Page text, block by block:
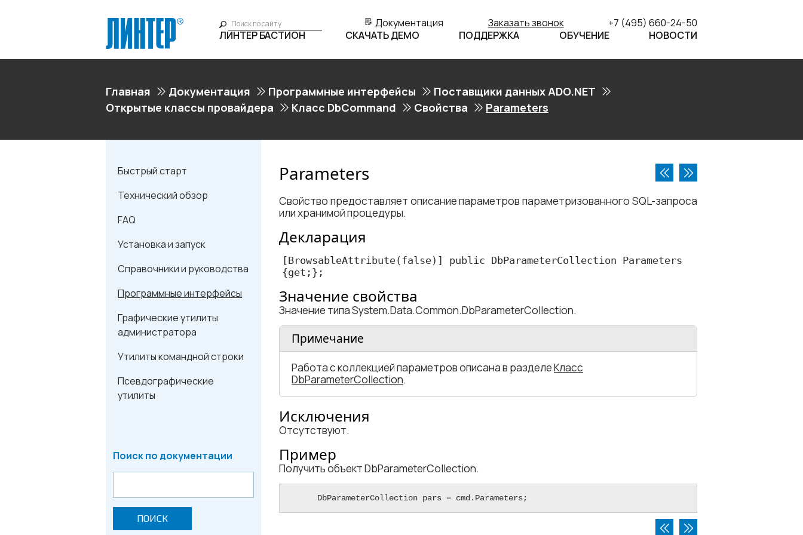
Документация Заказать звонок
+7 (495) 660-24-50
ЛИНТЕР БАСТИОН
СКАЧАТЬ ДЕМО ПОДДЕРЖКА ОБУЧЕНИЕ НОВОСТИ
Главная Документация Программные интерфейсы
Поставщики данных ADO.NET
Открытые классы провайдера
Класс DbCommand Свойства Parameters
Быстрый старт
Технический обзор
FAQ
Установка и запуск
Справочники и руководства
Программные интерфейсы
Графические утилиты
администратора
Утилиты командной строки
Псевдографические
утилиты
Поиск по документации
ПОИСК
Parameters
Свойство предоставляет описание параметров параметризованного SQL-запроса
или хранимой процедуры.
Декларация
[BrowsableAttribute(false)] public DbParameterCollection Parameters
{get;};
Значение свойства
Значение типа System.Data.Common.DbParameterCollection.
Примечание
Работа с коллекцией параметров описана в разделеКласс
DbParameterCollection.
Исключения
Отсутствуют.
Пример
Получить объект DbParameterCollection.
      DbParameterCollection pars = cmd.Parameters;